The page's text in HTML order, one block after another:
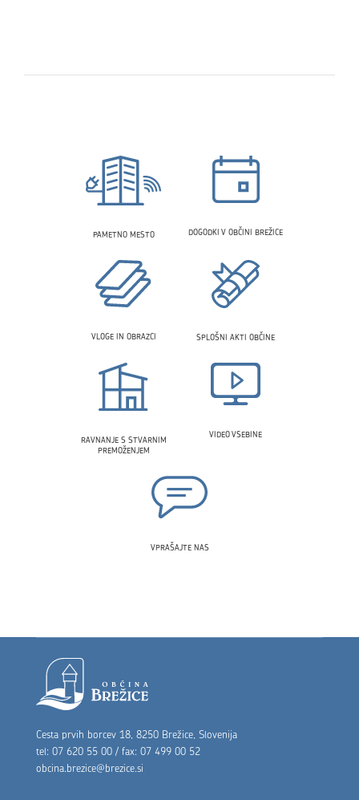
PAMETNO MESTO DOGODKI V OBČINI BREŽICE
VLOGE IN OBRAZCI SPLOŠNI AKTI OBČINE
RAVNANJE S STVARNIM
PREMOŽENJEM
VIDEO VSEBINE
VPRAŠAJTE NAS
Noga strani
Cesta prvih borcev 18, 8250 Brežice, Slovenija
tel: 07 620 55 00 / fax: 07 499 00 52
obcina.brezice@brezice.si